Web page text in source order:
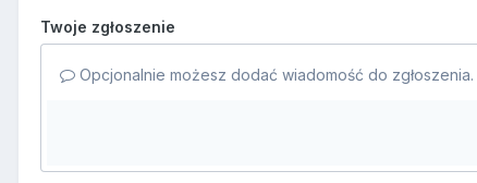
Twoje zgłoszenie
Opcjonalnie możesz dodać wiadomość do zgłoszenia.